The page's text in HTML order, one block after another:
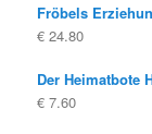
Fröbels
€ 24.80
Der Heimatbote
€ 7.60